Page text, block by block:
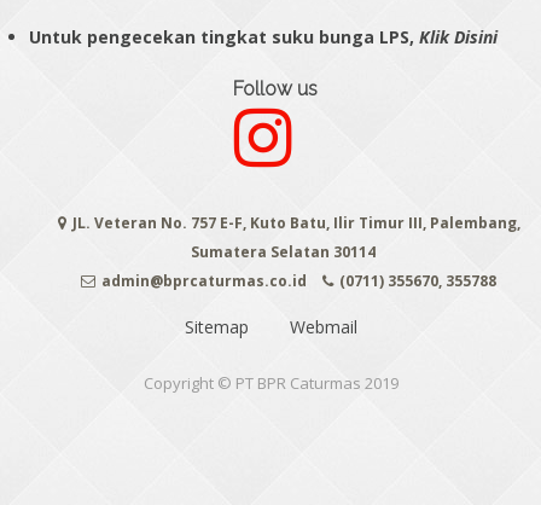
Untuk pengecekan tingkat suku bunga LPS,Klik Disini
Follow us
JL. Veteran No. 757 E-F, Kuto Batu, Ilir Timur III, Palembang,
Sumatera Selatan 30114
admin@bprcaturmas.co.id
(0711) 355670, 355788
Sitemap Webmail
Copyright © PT BPR Caturmas 2019